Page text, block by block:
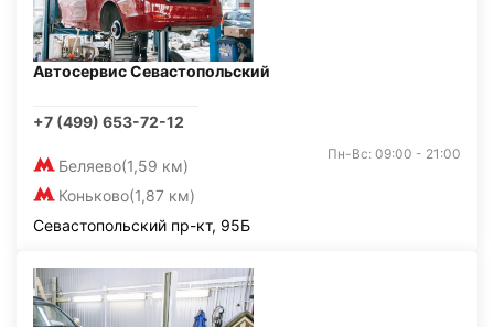
Автосервис Севастопольский
+7 (499) 653-72-12
Беляево(1,59 км)
Коньково(1,87 км)
Пн-Вс: 09:00 - 21:00
Севастопольский пр-кт, 95Б